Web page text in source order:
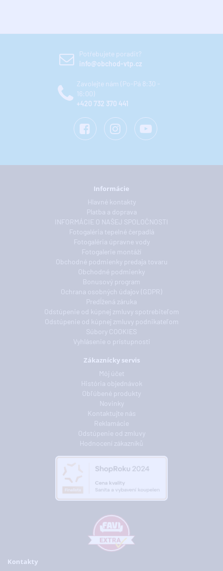
Potřebujete poradit?
info@obchod-vtp.cz
Zavolejte nám (Po-Pá 8:30 -
16:00)
+420 732 370 441
Informácie
Hlavné kontakty
Platba a doprava
INFORMÁCIE O NAŠEJ SPOLOČNOSTI
Fotogaléria tepelné čerpadlá
Fotogaléria úpravne vody
Fotogalerie montáží
Obchodné podmienky predaja tovaru
Obchodné podmienky
Bonusový program
Ochrana osobných údajov (GDPR)
Predĺžená záruka
Odstúpenie od kúpnej zmluvy spotrebiteľom
Odstúpenie od kúpnej zmluvy podnikateľom
Súbory COOKIES
Vyhlásenie o prístupnosti
Zákaznícky servis
Môj účet
História objednávok
Obľúbené produkty
Novinky
Kontaktujte nás
Reklamácie
Odstúpenie od zmluvy
Hodnocení zákazníků
Kontakty